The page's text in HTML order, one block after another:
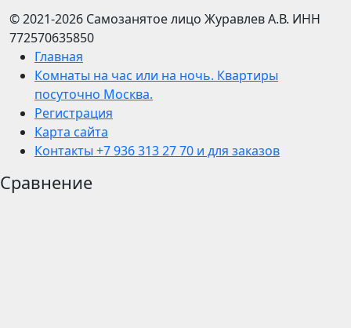
© 2021-2026 Самозанятое лицо Журавлев А.В. ИНН
772570635850
Главная
Комнаты на час или на ночь. Квартиры
посуточно Москва.
Регистрация
Карта сайта
Контакты +7 936 313 27 70 и для заказов
Сравнение